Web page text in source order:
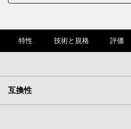
特性 技術と規格 評価
互換性